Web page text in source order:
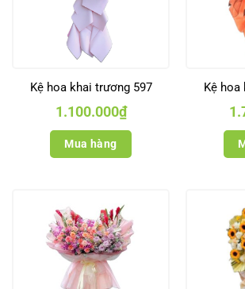
Kệ hoa khai trương 597
1.100.000₫
Mua hàng
Kệ